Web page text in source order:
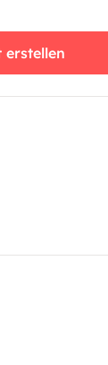
erstellen